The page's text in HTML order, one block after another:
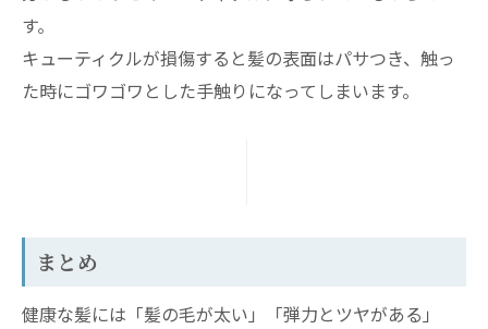
す。
キューティクルが損傷すると髪の表面はパサつき、触っ
た時にゴワゴワとした手触りになってしまいます。
まとめ
健康な髪には「髪の毛が太い」「弾力とツヤがある」